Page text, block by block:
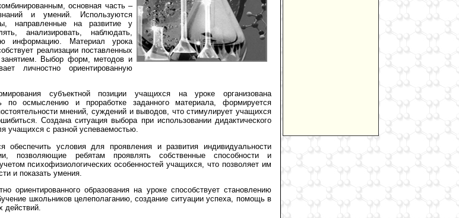
основная часть –
и умений. Используются
направленные на развитие у
анализировать, наблюдать,
информацию. Материал урока
реализации поставленных
Выбор форм, методов и
личностно ориентированную
субъектной позиции учащихся на уроке организована
по осмыслению и проработке заданного материала, формируется
мнений, суждений и выводов, что стимулирует учащихся
Создана ситуация выбора при использовании дидактического
учащихся с разной успеваемостью.
условия для проявления и развития индивидуальности
позволяющие ребятам проявлять собственные способности и
психофизиологических особенностей учащихся, что позволяет им
и показать умения.
ориентированного образования на уроке способствует становлению
школьников целеполаганию, создание ситуации успеха, помощь в
действий.